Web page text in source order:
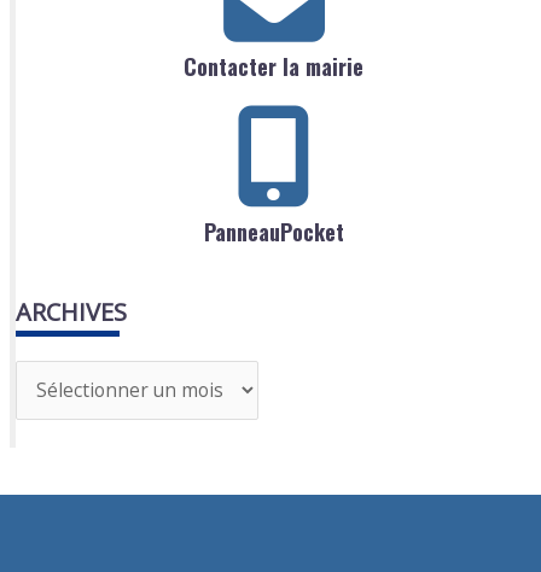
Contacter la mairie
PanneauPocket
ARCHIVES
r
h